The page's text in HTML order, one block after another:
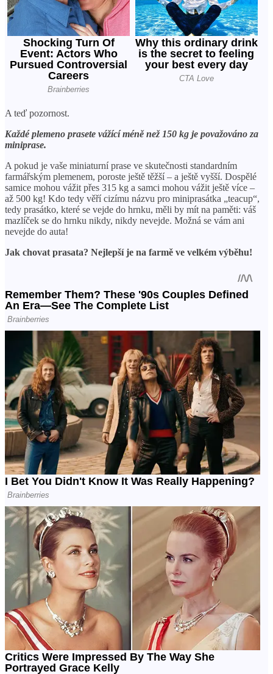
A teď pozornost.
Každé plemeno prasete vážící méně než 150 kg je považováno za
miniprase.
A pokud je vaše miniaturní prase ve skutečnosti standardním
farmářským plemenem, poroste ještě těžší – a ještě vyšší. Dospělé
samice mohou vážit přes 315 kg a samci mohou vážit ještě více –
až 500 kg! Kdo tedy věří cizímu názvu pro miniprasátka „teacup“,
tedy prasátko, které se vejde do hrnku, měli by mít na paměti: váš
mazlíček se do hrnku nikdy, nikdy nevejde. Možná se vám ani
nevejde do auta!
Jak chovat prasata? Nejlepší je na farmě ve velkém výběhu!